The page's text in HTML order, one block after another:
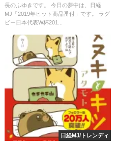
長のふゆきです。 今日の夢中は、日経
MJ「2019年ヒット商品番付」です。 ラグ
ビー日本代表W杯201...
日経MJ/トレンディ